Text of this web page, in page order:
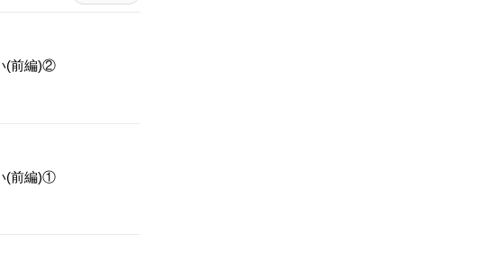
(前編)②
(前編)①